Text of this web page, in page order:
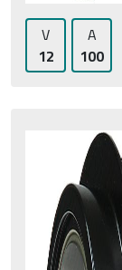
V
12
A
100